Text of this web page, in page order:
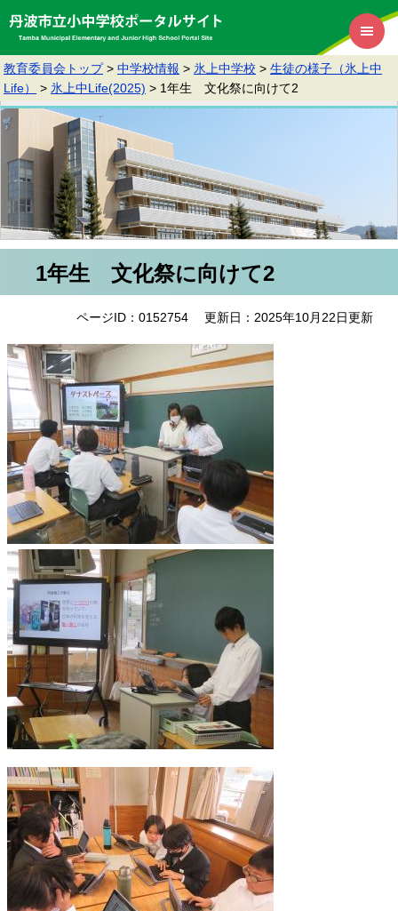
教育委員会トップ > 中学校情報 > 氷上中学校 > 生徒の様子（氷上中
Life）
> 氷上中Life(2025) > 1年生 文化祭に向けて2
1年生 文化祭に向けて2
ページID：0152754 更新日：2025年10月22日更新